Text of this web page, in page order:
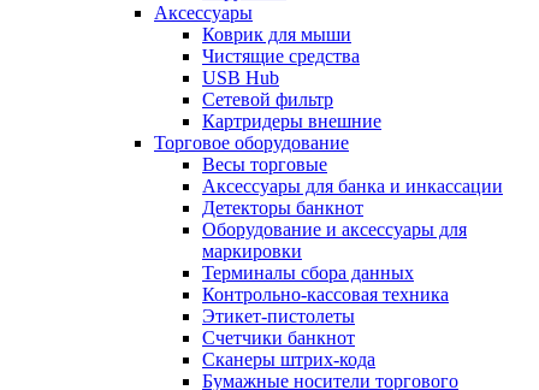
Аксессуары
Коврик для мыши
Чистящие средства
USB Hub
Сетевой фильтр
Картридеры внешние
Торговое оборудование
Весы торговые
Аксессуары для банка и инкассации
Детекторы банкнот
Оборудование и аксессуары для
маркировки
Терминалы сбора данных
Контрольно-кассовая техника
Этикет-пистолеты
Счетчики банкнот
Сканеры штрих-кода
Бумажные носители торгового